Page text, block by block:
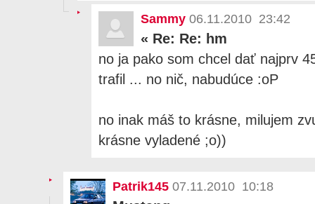
Sammy 06.11.2010 23:42
« Re: Re: hm
no ja pako som chcel dať najprv
trafil ... no nič, nabudúce :oP
no inak máš to krásne, milujem
krásne vyladené ;o))
Patrik145 07.11.2010 10:18